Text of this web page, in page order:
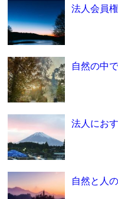
法人会員
自然の中
法人にお
自然と人